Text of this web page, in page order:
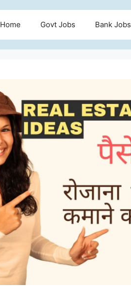
Home Govt Jobs Bank Jobs